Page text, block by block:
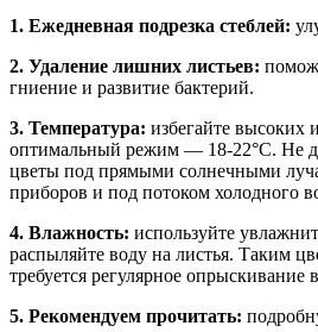
1. Ежедневная подрезка стеблей:
2. Удаление лишних листьев:
гниение и развитие бактерий.
3. Температура: избегайте высоких
оптимальный режим — 18-22°C. Не
цветы под прямыми солнечными
приборов и под потоком холодного
4. Влажность: используйте
распыляйте воду на листья. Таким
требуется регулярное опрыскивание
5. Рекомендуем прочитать: